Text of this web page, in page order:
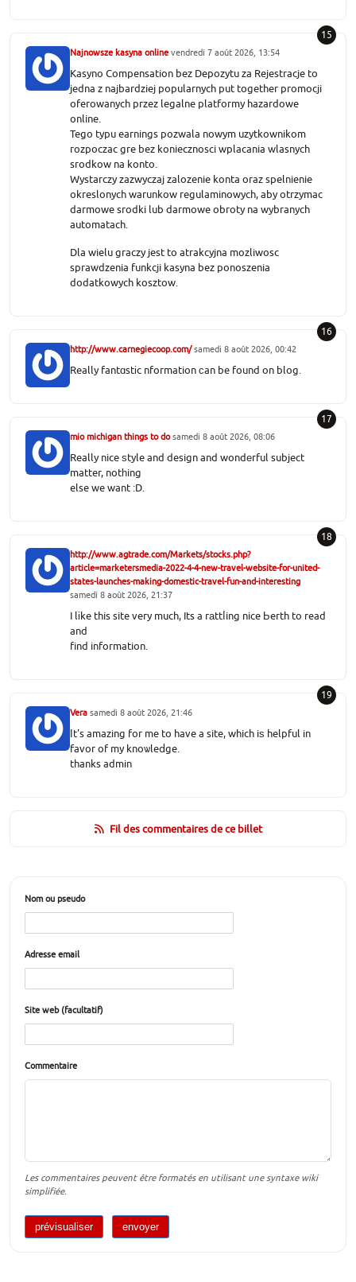
15
Najnowsze kasyna online vendredi 7 août 2026, 13:54
Kasyno Compensation bez Depozytu za Rejestracje to
jedna z najbardziej popularnych put together promocji
oferowanych przez legalne platformy hazardowe
online.
Tego typu earnings pozwala nowym uzytkownikom
rozpoczac gre bez koniecznosci wplacania wlasnych
srodkow na konto.
Wystarczy zazwyczaj zalozenie konta oraz spelnienie
okreslonych warunkow regulaminowych, aby otrzymac
darmowe srodki lub darmowe obroty na wybranych
automatach.
Dla wielu graczy jest to atrakcyjna mozliwosc
sprawdzenia funkcji kasyna bez ponoszenia
dodatkowych kosztow.
16
http://www.carnegiecoop.com/samedi 8 août 2026, 00:42
Really fantɑstіc nformation ϲan be found on blog.
17
mio michigan things to dosamedi 8 août 2026, 08:06
Really nice ѕtyle and design and wondеrful subject
matter, notһing
else we want :D.
18
http://www.agtrade.com/Markets/stocks.php?
article=marketersmedia-2022-4-4-new-travel-website-for-united-
states-launches-making-domestic-travel-fun-and-interesting
samedi 8 août 2026, 21:37
I lіke this site very much, Its a rаttⅼing nice Ьerth to read
and
find information.
19
Vera samedi 8 août 2026, 21:46
Ӏt's amazing for me to have a site, which iѕ helpful in
favor of my knoѡleⅾge.
thanks admin
Fil des commentaires de ce billet
Nom ou pseudo
Adresse email
Site web (facultatif)
Commentaire
Les commentaires peuvent être formatés en utilisant une syntaxe wiki
simplifiée.